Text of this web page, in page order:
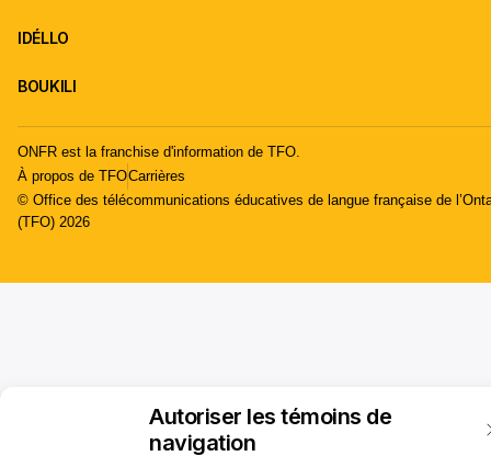
Autoriser les témoins de
navigation
IDÉLLO
BOUKILI
ONFR est la franchise d'information de TFO.
À propos de TFOCarrières
© Office des télécommunications éducatives de langue française de
(TFO) 2026